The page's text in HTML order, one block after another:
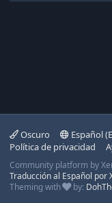
Oscuro Español
Política de privacidad
Community platform by
Traducción al Español por
Theming with
by: